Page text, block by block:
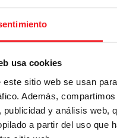
usa cookies
este sitio web se usan
Además,
publicidad y análisis web,
a partir del uso que